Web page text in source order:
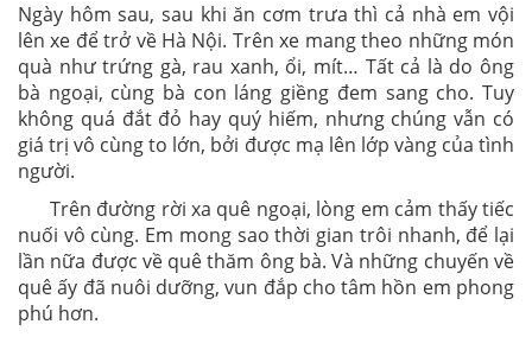
Ngày hôm sau, sau khi ăn cơm trưa thì cả nhà em vội
lên xe để trở về Hà Nội. Trên xe mang theo những món
quà như trứng gà, rau xanh, ổi, mít… Tất cả là do ông
bà ngoại, cùng bà con láng giềng đem sang cho. Tuy
không quá đắt đỏ hay quý hiếm, nhưng chúng vẫn có
giá trị vô cùng to lớn, bởi được mạ lên lớp vàng của tình
người.
Trên đường rời xa quê ngoại, lòng em cảm thấy tiếc
nuối vô cùng. Em mong sao thời gian trôi nhanh, để lại
lần nữa được về quê thăm ông bà. Và những chuyến về
quê ấy đã nuôi dưỡng, vun đắp cho tâm hồn em phong
phú hơn.